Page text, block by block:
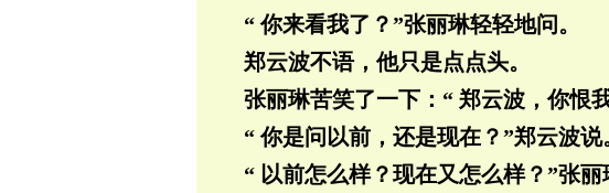
“ 你来看我了？”张丽琳轻轻地问。
郑云波不语，他只是点点头。
张丽琳苦笑了一下：“ 郑云波，你恨
“ 你是问以前，还是现在？”郑云波说
“ 以前怎么样？现在又怎么样？”张丽